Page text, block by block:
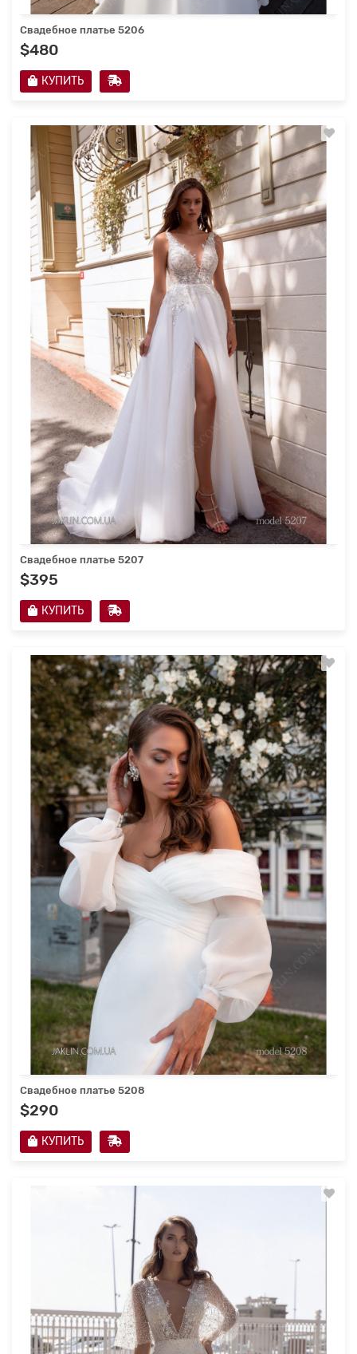
Свадебное платье 5206
$480
КУПИТЬ
Свадебное платье 5207
$395
КУПИТЬ
Свадебное платье 5208
$290
КУПИТЬ